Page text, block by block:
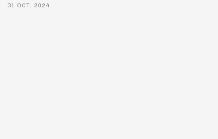
31 OCT, 2024